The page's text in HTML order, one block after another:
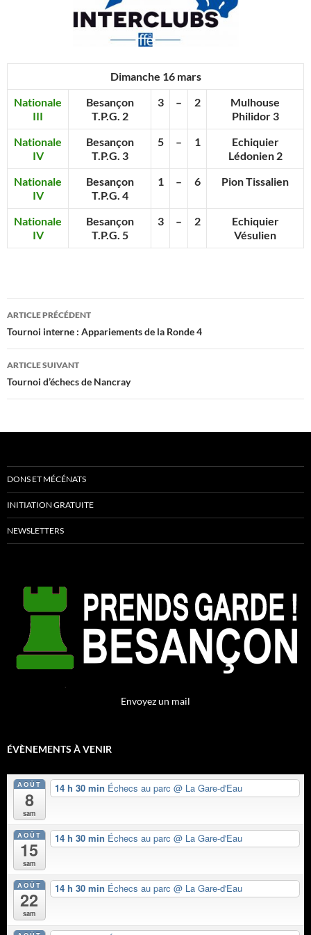
Dimanche 16 mars
Nationale
III
Besançon
T.P.G. 2
3 – 2
Mulhouse
Philidor 3
Nationale
IV
Besançon
T.P.G. 3
5 – 1
Echiquier
Lédonien 2
Nationale
IV
Besançon
T.P.G. 4
1 – 6 Pion Tissalien
Nationale
IV
Besançon
T.P.G. 5
3 – 2
Echiquier
Vésulien
Navigation
des
articles
ARTICLE PRÉCÉDENT
Tournoi interne : Appariements de la Ronde 4
ARTICLE SUIVANT
Tournoi d’échecs de Nancray
DONS ET MÉCÉNATS
INITIATION GRATUITE
NEWSLETTERS
Envoyez un mail
ÉVÈNEMENTS À VENIR
AOÛT
8
sam
14 h 30 min Échecs au parc @ La Gare-d'Eau
AOÛT
15
sam
14 h 30 min Échecs au parc @ La Gare-d'Eau
AOÛT
22
sam
14 h 30 min Échecs au parc @ La Gare-d'Eau